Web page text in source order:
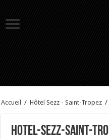
Accueil / Hôtel Sezz - Saint-Tropez /
Hotel-Sezz-Saint-